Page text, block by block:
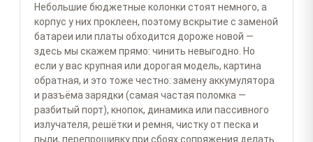
Небольшие бюджетные колонки стоят немного, а
корпус у них проклеен, поэтому вскрытие с заменой
батареи или платы обходится дороже новой —
здесь мы скажем прямо: чинить невыгодно. Но
если у вас крупная или дорогая модель, картина
обратная, и это тоже честно: замену аккумулятора
и разъёма зарядки (самая частая поломка —
разбитый порт), кнопок, динамика или пассивного
излучателя, решётки и ремня, чистку от песка и
пыли, перепрошивку при сбоях сопряжения делать